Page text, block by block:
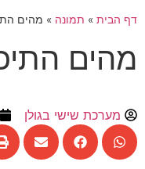
דף הבית » תמונה » מהים
מהים
מערכת שישי בגולן